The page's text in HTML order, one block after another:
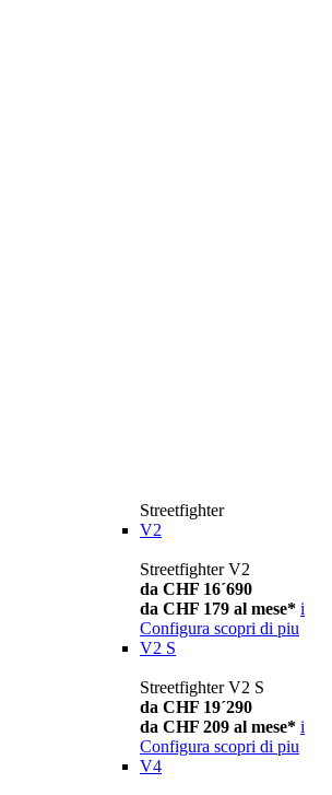
Streetfighter
V2
Streetfighter V2
da CHF 16´690
da CHF 179 al mese* i
Configura scopri di piu
V2 S
Streetfighter V2 S
da CHF 19´290
da CHF 209 al mese* i
Configura scopri di piu
V4